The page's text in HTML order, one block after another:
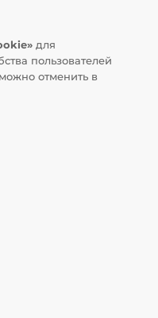
для
пользователей
отменить в